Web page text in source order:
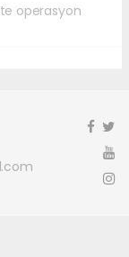
operasyon